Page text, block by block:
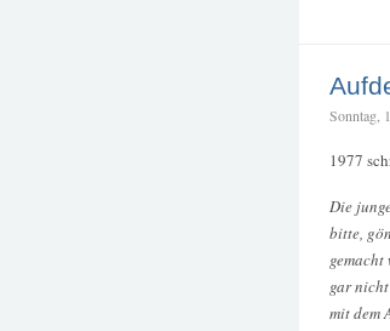
Sonntag,
1977
Die
bitte,
gar
mit dem